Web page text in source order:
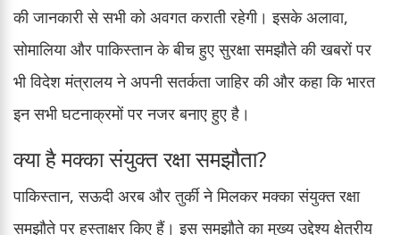
की जानकारी से सभी को अवगत कराती रहेगी। इसके अलावा,
सोमालिया और पाकिस्तान के बीच हुए सुरक्षा समझौते की खबरों पर
भी विदेश मंत्रालय ने अपनी सतर्कता जाहिर की और कहा कि भारत
इन सभी घटनाक्रमों पर नजर बनाए हुए है।
क्या है मक्का संयुक्त रक्षा समझौता?
पाकिस्तान, सऊदी अरब और तुर्की ने मिलकर मक्का संयुक्त रक्षा
समझौते पर हस्ताक्षर किए हैं। इस समझौते का मुख्य उद्देश्य क्षेत्रीय